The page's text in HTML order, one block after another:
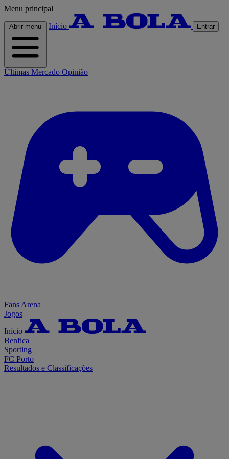
Menu principal
Abrir menu Início Entrar
Últimas Mercado Opinião
Fans Arena
Jogos
Início
Benfica
Sporting
FC Porto
Resultados e Classificações